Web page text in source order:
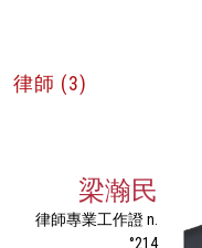
律師 (3)
梁瀚民
律師專業工作證 n.
°214